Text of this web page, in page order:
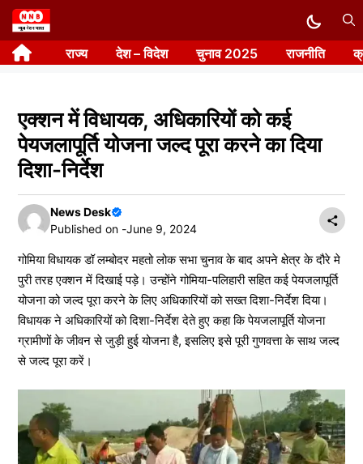
Skip
to
content राज्य देश – विदेश चुनाव 2025 राजनीति
एक्शन में विधायक, अधिकारियों को कई
पेयजलापूर्ति योजना जल्द पूरा करने का दिया
दिशा-निर्देश
News Desk
Published on -June 9, 2024
गोमिया विधायक डॉ लम्बोदर महतो लोक सभा चुनाव के बाद अपने क्षेत्र के दौरे मे
पुरी तरह एक्शन में दिखाई पड़े। उन्होंने गोमिया-पलिहारी सहित कई पेयजलापूर्ति
योजना को जल्द पूरा करने के लिए अधिकारियों को सख्त दिशा-निर्देश दिया।
विधायक ने अधिकारियों को दिशा-निर्देश देते हुए कहा कि पेयजलापूर्ति योजना
ग्रामीणों के जीवन से जुड़ी हुई योजना है, इसलिए इसे पूरी गुणवत्ता के साथ जल्द
से जल्द पूरा करें।